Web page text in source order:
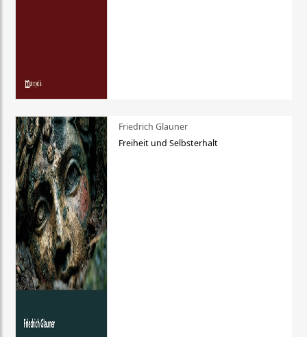
Friedrich Glauner
Freiheit und Selbsterhalt